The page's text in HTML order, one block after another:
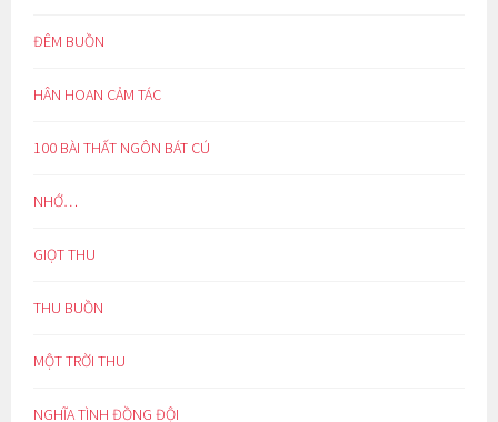
ĐÊM BUỒN
HÂN HOAN CẢM TÁC
100 BÀI THẤT NGÔN BÁT CÚ
NHỚ…
GIỌT THU
THU BUỒN
MỘT TRỜI THU
NGHĨA TÌNH ĐỒNG ĐỘI